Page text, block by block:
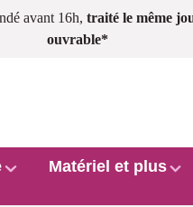
avant 16h, traité le même
ouvrable*
Matériel et plus